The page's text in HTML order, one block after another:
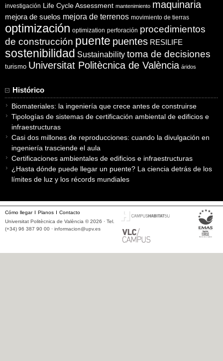
investigación Life Cycle Assessment mantenimiento maquinaria
mejora de suelos mejora de terrenos movimiento de tierras
optimización optimization perforación procedimientos
de construcción puente puentes RESILIFE
sostenibilidad Sustainability toma de decisiones
turismo Universitat Politècnica de València áridos
Histórico
Biomateriales: la ingeniería que crece antes de construirse
Tipologías de sistemas de certificación ambiental de edificios e
infraestructuras
Casi dos millones de reproducciones: cuando la divulgación en
ingeniería trasciende el aula
Certificaciones ambientales de edificios e infraestructuras
¿Hasta dónde puede llegar un puente? La ciencia detrás de los
límites de luz y los récords mundiales
Cómo llegar Planos
Contacto
Universitat Politècnica de València © 2026 · Tel.
(+34) 96 387 90 00 · informacion@upv.es